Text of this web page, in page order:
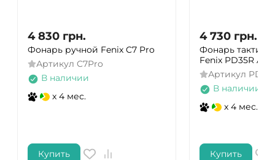
4 830 грн.
Фонарь ручной Fenix ​​C7 Pro
Артикул C7Pro
В наличии
x 4 мес.
Купить
4 730 грн.
Фонарь
Fenix PD35R
Артикул
В наличии
x 4 мес.
Купить